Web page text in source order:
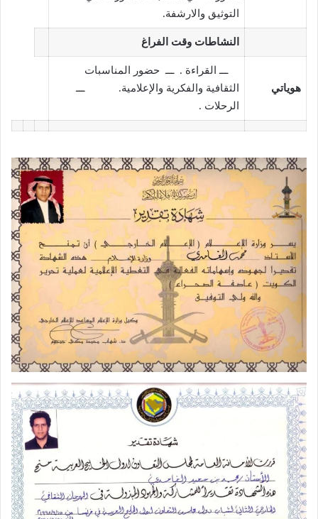
التوثيق والارشفة.
النشاطات وقت الفراغ
هوياتي
ـــ القراءة . ـــ حضور المناسبات
الثقافية والفكرية والإعلامية. ـــ
الرحلات .